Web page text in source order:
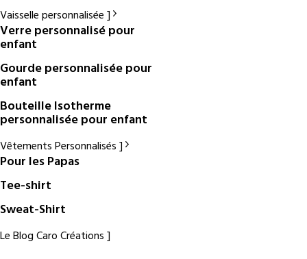
Vaisselle personnalisée
Verre personnalisé pour
enfant
Gourde personnalisée pour
enfant
Bouteille Isotherme
personnalisée pour enfant
Vêtements Personnalisés
Pour les Papas
Tee-shirt
Sweat-Shirt
Le Blog Caro Créations